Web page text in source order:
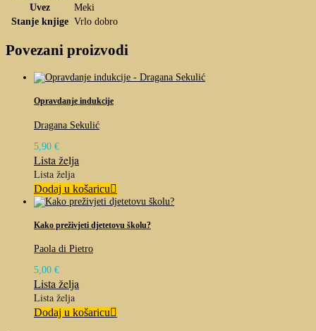
Uvez
Meki
Stanje knjige Vrlo dobro
Povezani proizvodi
Opravdanje indukcije
Dragana Sekulić
5,90 €
Lista želja
Lista želja
Dodaj u košaricu
Kako preživjeti djetetovu školu?
Paola di Pietro
5,00 €
Lista želja
Lista želja
Dodaj u košaricu